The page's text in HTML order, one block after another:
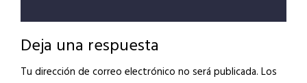
Deja una respuesta
Tu dirección de correo electrónico no será publicada. Los